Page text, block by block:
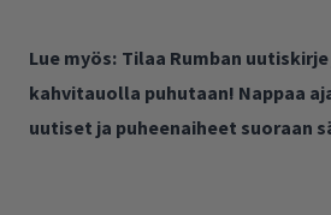
Lue myös: Tilaa Rumban
kahvitauolla puhutaan! Nappaa
uutiset ja puheenaiheet suoraan